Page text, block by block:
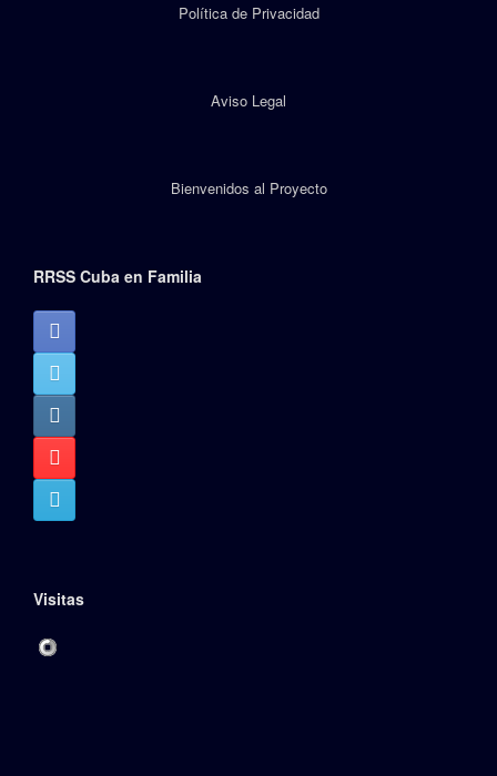
Política de Privacidad
Aviso Legal
Bienvenidos al Proyecto
RRSS Cuba en Familia
Visitas